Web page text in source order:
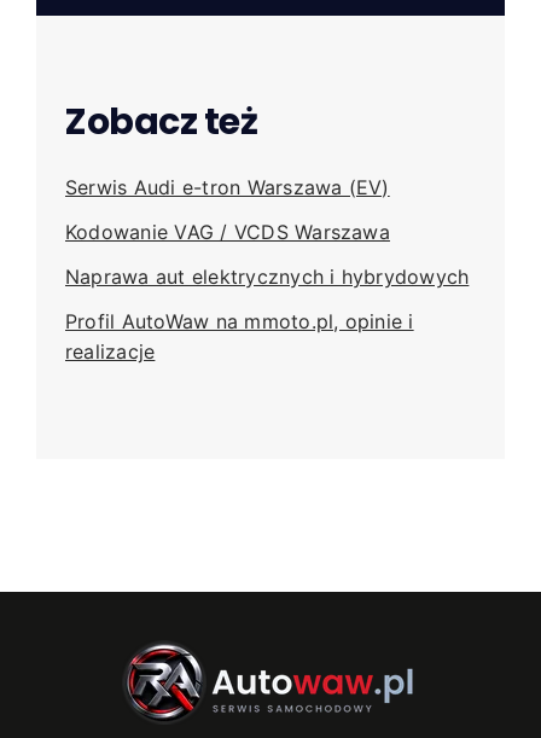
Zobacz też
Serwis Audi e-tron Warszawa (EV)
Kodowanie VAG / VCDS Warszawa
Naprawa aut elektrycznych i hybrydowych
Profil AutoWaw na mmoto.pl, opinie i
realizacje